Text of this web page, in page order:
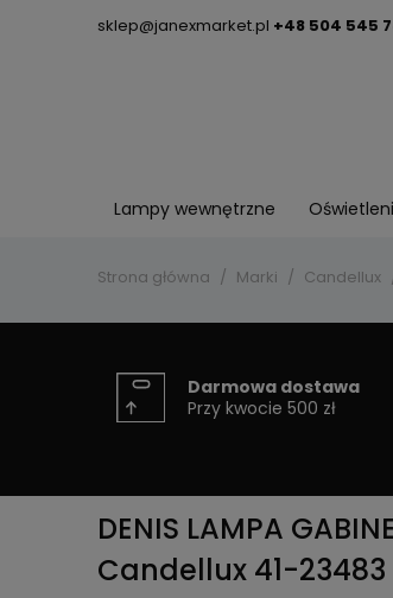
sklep@janexmarket.pl +48 504 545
Lampy wewnętrzne
Strona główna Marki Candellux
Darmowa dostawa
Przy kwocie 500 zł
DENIS LAMPA
Candellux 41-23483